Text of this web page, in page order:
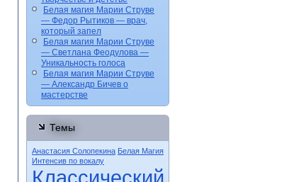
Белая магия Марии Струве
— Федор Рытиков — врач,
который запел
Белая магия Марии Струве
— Светлана Феодулова —
Уникальность голоса
Белая магия Марии Струве
— Александр Бичев о
мастерстве
Темы
Анастасия Солопекина Белая Магия
Интенсив по вокалу
Классический